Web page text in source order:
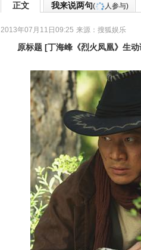
正文 我来说两句( 人参与)
2013年07月11日09:25 来源： 搜狐娱乐
原标题 [丁海峰《烈火凤凰》生